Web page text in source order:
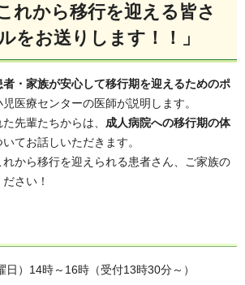
から移行を迎える皆さ
をお送りします！！」
者・家族が安心して移行期を迎えるためのポ
医療センターの医師が説明します。
先輩たちからは、 成人病院への移行期の体
いてお話しいただきます。
から移行を迎えられる患者さん、ご家族の
さい！
）14時～16時（受付13時30分～）